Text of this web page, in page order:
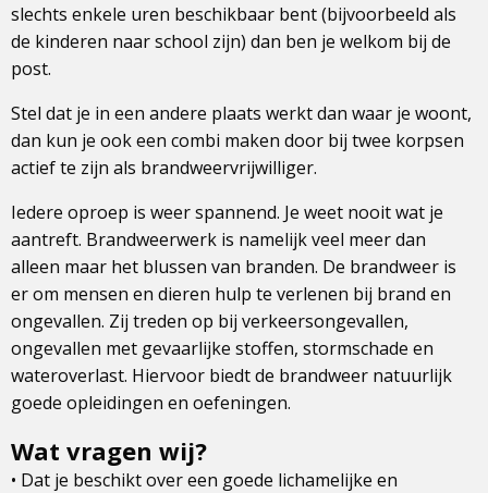
slechts enkele uren beschikbaar bent (bijvoorbeeld als
de kinderen naar school zijn) dan ben je welkom bij de
post.
Stel dat je in een andere plaats werkt dan waar je woont,
dan kun je ook een combi maken door bij twee korpsen
actief te zijn als brandweervrijwilliger.
Iedere oproep is weer spannend. Je weet nooit wat je
aantreft. Brandweerwerk is namelijk veel meer dan
alleen maar het blussen van branden. De brandweer is
er om mensen en dieren hulp te verlenen bij brand en
ongevallen. Zij treden op bij verkeersongevallen,
ongevallen met gevaarlijke stoffen, stormschade en
wateroverlast. Hiervoor biedt de brandweer natuurlijk
goede opleidingen en oefeningen.
Wat vragen wij?
• Dat je beschikt over een goede lichamelijke en